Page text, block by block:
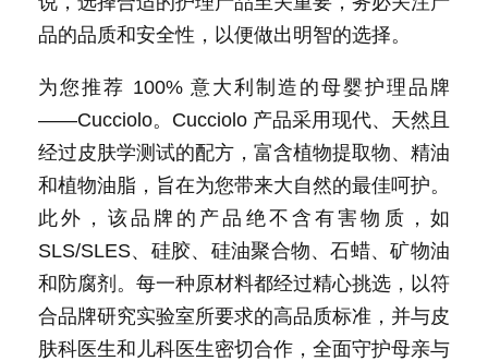
品的品质和安全性，以便做出明智的选择。
为您推荐 100% 意大利制造的母婴护理品牌
——Cucciolo。Cucciolo 产品采用现代、天然且
经过皮肤学测试的配方，富含植物提取物、精油
和植物油脂，旨在为您带来大自然的最佳呵护。
此外，该品牌的产品绝不含有害物质，如
SLS/SLES、硅胶、硅油聚合物、石蜡、矿物油
和防腐剂。每一种原材料都经过精心挑选，以符
合品牌研究实验室所要求的高品质标准，并与皮
肤科医生和儿科医生密切合作，全面守护母亲与